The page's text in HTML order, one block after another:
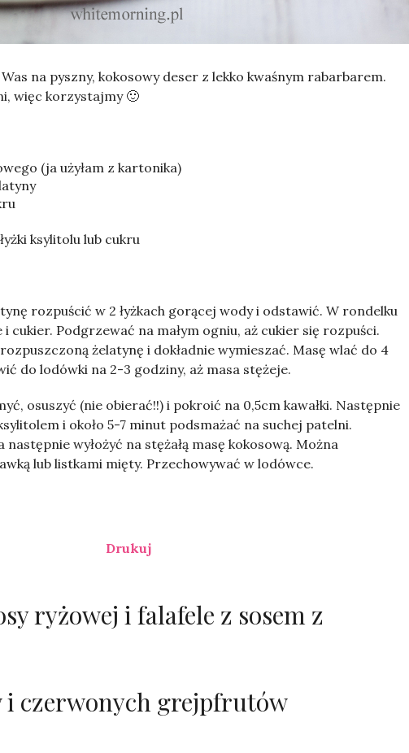
na pyszny, kokosowy deser z lekko kwaśnym rabarbarem.
więc korzystajmy 🙂
(ja użyłam z kartonika)
ksylitolu lub cukru
rozpuścić w 2 łyżkach gorącej wody i odstawić. W rondelku
cukier. Podgrzewać na małym ogniu, aż cukier się rozpuści.
żelatynę i dokładnie wymieszać. Masę wlać do 4
do lodówki na 2-3 godziny, aż masa stężeje.
osuszyć (nie obierać!!) i pokroić na 0,5cm kawałki. Następnie
i około 5-7 minut podsmażać na suchej patelni.
następnie wyłożyć na stężałą masę kokosową. Można
lub listkami mięty. Przechowywać w lodówce.
Drukuj
ryżowej i falafele z sosem z
i czerwonych grejpfrutów